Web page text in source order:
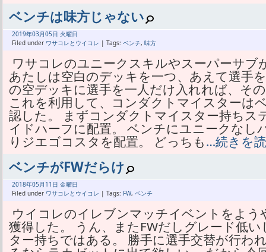
ベンチは味方じゃない
2019年03月05日 火曜日
Filed under ワサコレとウイコレ | Tags: ベンチ, 味方
ワサコレのユニークスキルやスーパーサブ
あたしは空白のデッキを一つ、あえて選手
の空デッキに選手を一人だけ入れれば、そ
これを利用して、コンダクトマイスターは
認した。 まずコンダクトマイスター持ちス
イドハーフに配置。 ベンチにユニークなし
りジエゴコスタを配置。 どっちも…続きを
ベンチがFWだらけ
2018年05月 11日 金曜日
Filed under ワサコレとウイコレ | Tags: FW, ベンチ
ウイコレのイレブンマッチイベントをよ
獲得した。 うん、またFWだしグレード低
ター持ちではある。 勝手に選手交替が行わ